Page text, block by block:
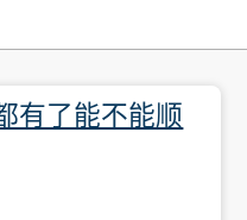
有了能不能顺